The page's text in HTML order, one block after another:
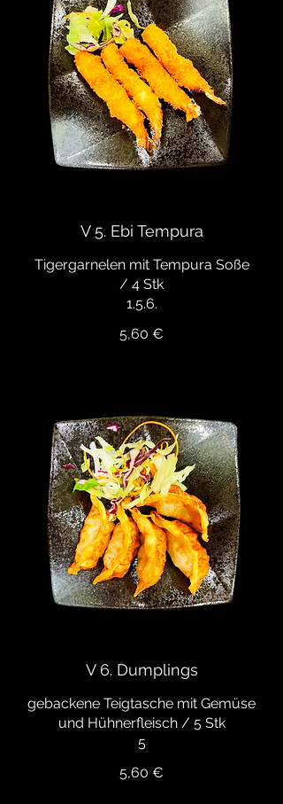
V 5. Ebi Tempura
Tigergarnelen mit Tempura Soße
/ 4 Stk
1.5.6.
5,60 €
V 6. Dumplings
gebackene Teigtasche mit Gemüse
und Hühnerfleisch / 5 Stk
5
5,60 €